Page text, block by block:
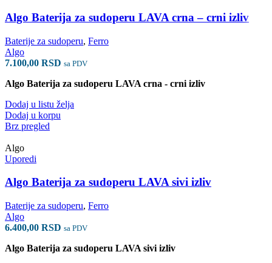
Algo Baterija za sudoperu LAVA crna – crni izliv
Baterije za sudoperu, Ferro
Algo
7.100,00 RSD sa PDV
Algo Baterija za sudoperu LAVA crna - crni izliv
Dodaj u listu želja
Dodaj u korpu
Brz pregled
Algo
Uporedi
Algo Baterija za sudoperu LAVA sivi izliv
Baterije za sudoperu, Ferro
Algo
6.400,00 RSD sa PDV
Algo Baterija za sudoperu LAVA sivi izliv